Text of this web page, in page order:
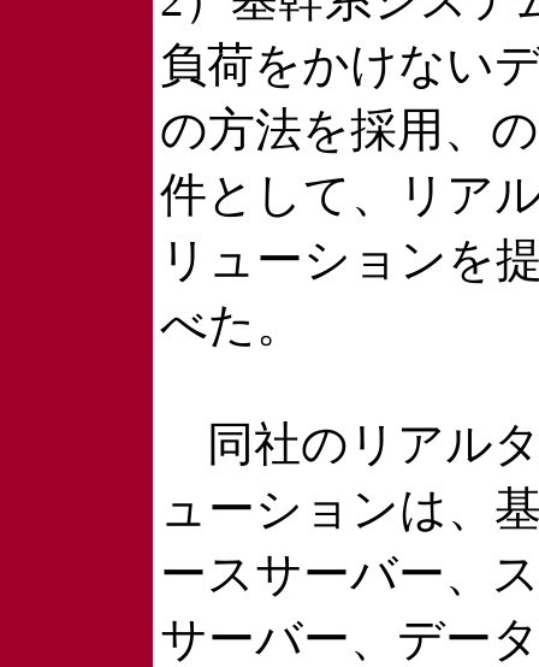
負荷をかけない
の方法を採用、
件として、リア
リューションを
べた。
同社のリアル
ューションは、
ースサーバー、
サーバー、デー